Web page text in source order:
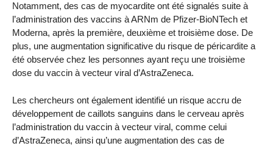
Notamment, des cas de myocardite ont été signalés suite à
l’administration des vaccins à ARNm de Pfizer-BioNTech et
Moderna, après la première, deuxième et troisième dose. De
plus, une augmentation significative du risque de péricardite a
été observée chez les personnes ayant reçu une troisième
dose du vaccin à vecteur viral d’AstraZeneca.
Les chercheurs ont également identifié un risque accru de
développement de caillots sanguins dans le cerveau après
l’administration du vaccin à vecteur viral, comme celui
d’AstraZeneca, ainsi qu’une augmentation des cas de